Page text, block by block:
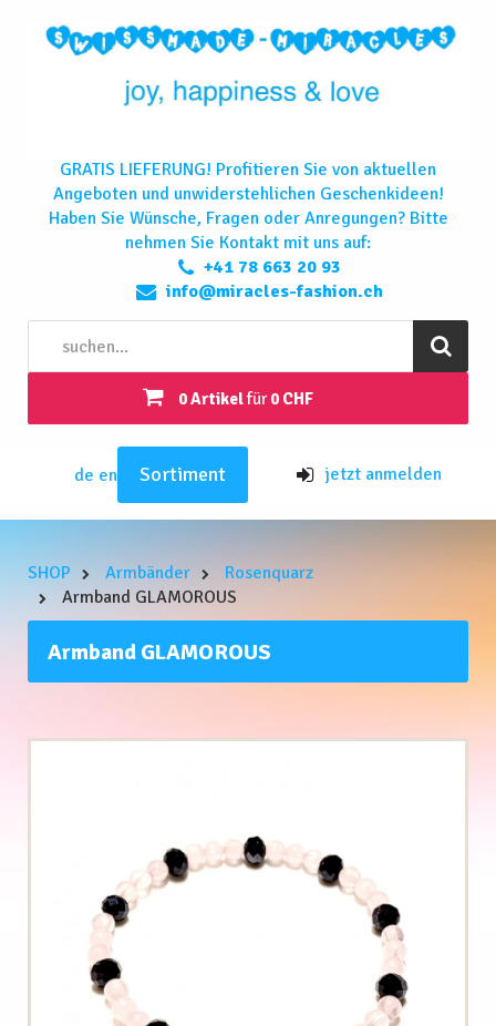
GRATIS LIEFERUNG! Profitieren Sie von aktuellen
Angeboten und unwiderstehlichen Geschenkideen!
Haben Sie Wünsche, Fragen oder Anregungen? Bitte
nehmen Sie Kontakt mit uns auf:
+41 78 663 20 93
info@miracles-fashion.ch
0 Artikelfür0 CHF
de en Sortiment jetzt anmelden
SHOP Armbänder
Rosenquarz
Armband GLAMOROUS
Armband GLAMOROUS